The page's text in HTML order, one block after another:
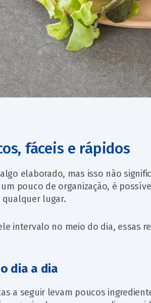
fáceis e rápidos
elaborado, mas isso não
pouco de organização, é
qualquer lugar.
intervalo no meio do dia, essas
dia a dia
a seguir levam poucos